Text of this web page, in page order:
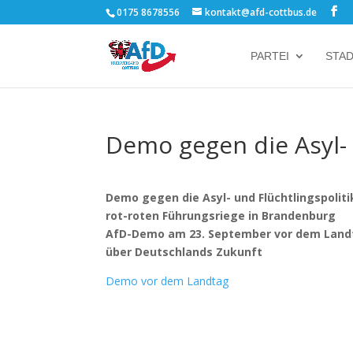
0175 8678556 kontakt@afd-cottbus.de
PARTEI
Demo gegen die
Demo gegen die Asyl- und
rot-roten Führungsriege in Brandenburg
AfD-Demo am 23. September vor dem
über Deutschlands Zukunft
Demo vor dem Landtag